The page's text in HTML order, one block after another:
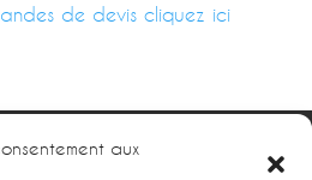
aux
de devis cliquez ici